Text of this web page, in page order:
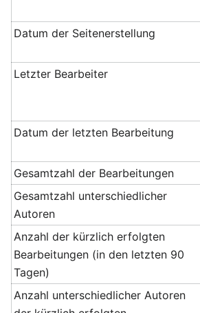
Datum der Seitenerstellung
Letzter Bearbeiter
Datum der letzten Bearbeitung
Gesamtzahl der Bearbeitungen
Gesamtzahl unterschiedlicher
Autoren
Anzahl der kürzlich erfolgten
Bearbeitungen (in den letzten 90
Tagen)
Anzahl unterschiedlicher Autoren